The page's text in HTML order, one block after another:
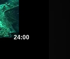
24:00